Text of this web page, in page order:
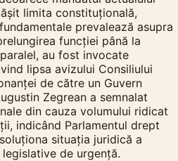
limita constituțională,
prevalează asupra
funcției până la
au fost invocate
lipsa avizului Consiliului
de către un Guvern
Zegrean a semnalat
din cauza volumului ridicat
indicând Parlamentul drept
situația juridică a
de urgență.